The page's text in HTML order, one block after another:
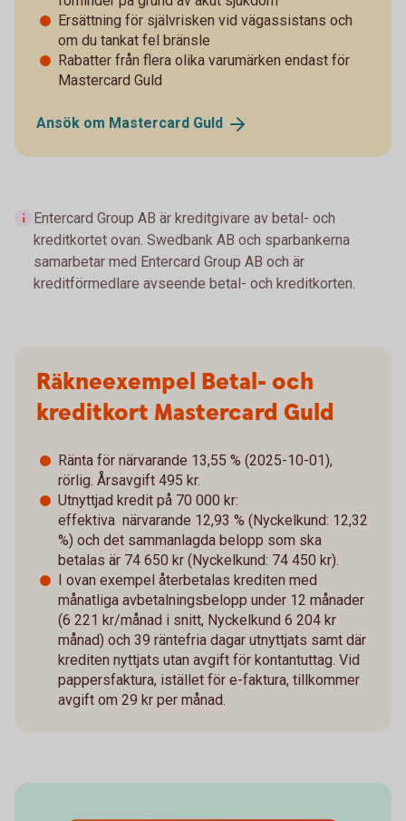
Ersättning för självrisken vid vägassistans och
om du tankat fel bränsle
Rabatter från flera olika varumärken endast för
Mastercard Guld
Ansök om Mastercard Guld
Entercard Group AB är kreditgivare av betal- och
kreditkortet ovan. Swedbank AB och sparbankerna
samarbetar med Entercard Group AB och är
kreditförmedlare avseende betal- och kreditkorten.
Räkneexempel Betal- och
kreditkort Mastercard Guld
Ränta för närvarande 13,55 % (2025-10-01),
rörlig. Årsavgift 495 kr.
Utnyttjad kredit på 70 000 kr:
effektiva närvarande 12,93 % (Nyckelkund: 12,32
%) och det sammanlagda belopp som ska
betalas är 74 650 kr (Nyckelkund: 74 450 kr).
I ovan exempel återbetalas krediten med
månatliga avbetalningsbelopp under 12 månader
(6 221 kr/månad i snitt, Nyckelkund 6 204 kr
månad) och 39 räntefria dagar utnyttjats samt där
krediten nyttjats utan avgift för kontantuttag. Vid
pappersfaktura, istället för e-faktura, tillkommer
avgift om 29 kr per månad.